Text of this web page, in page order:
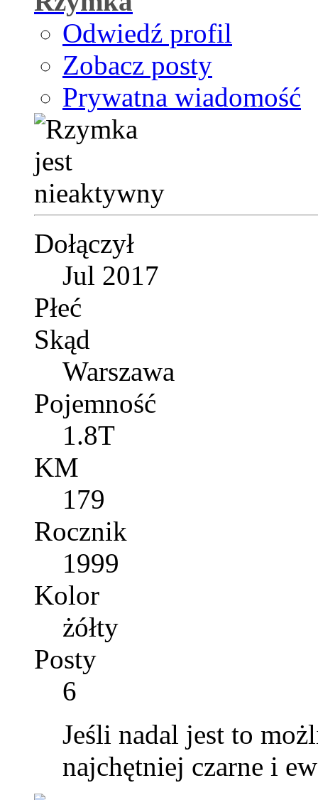
Odwiedź profil
Zobacz posty
Prywatna wiadomość
Dołączył
Jul 2017
Płeć
Skąd
Warszawa
Pojemność
1.8T
KM
179
Rocznik
1999
Kolor
żółty
Posty
6
Jeśli nadal jest to
najchętniej czarne i